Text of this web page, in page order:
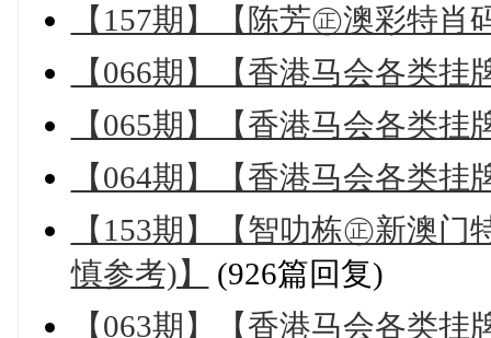
【157期】【陈芳㊣澳彩特肖
【066期】【香港马会各类
【065期】【香港马会各类
【064期】【香港马会各类
【153期】【智叻栋㊣新澳
慎参考)】
(926篇回复)
【063期】【香港马会各类